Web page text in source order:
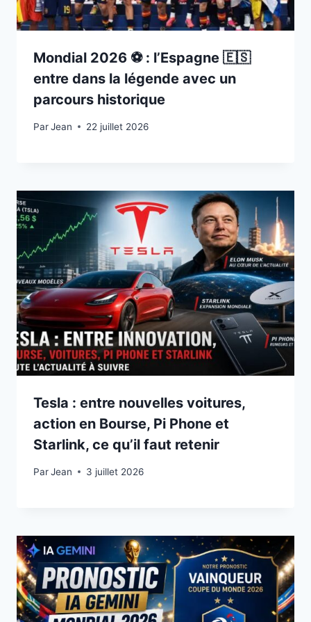
Mondial 2026 ⚽️ : l’Espagne 🇪🇸
entre dans la légende avec un
parcours historique
ParJean
22 juillet 202622 juillet 2026
Tesla : entre nouvelles voitures,
action en Bourse, Pi Phone et
Starlink, ce qu’il faut retenir
ParJean
3 juillet 20263 juillet 2026